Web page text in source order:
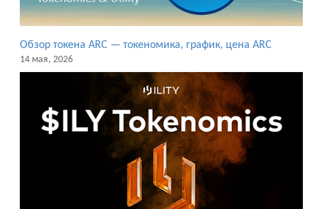
Обзор токена ARC — токеномика, график, цена ARC
14 мая, 2026